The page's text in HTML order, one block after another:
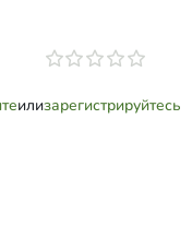
илизарегистрируйтесь